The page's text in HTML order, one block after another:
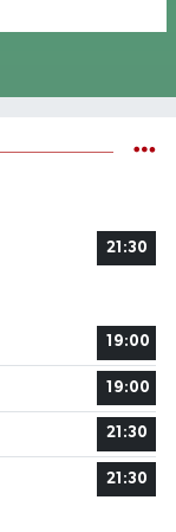
21:30
19:00
19:00
21:30
21:30